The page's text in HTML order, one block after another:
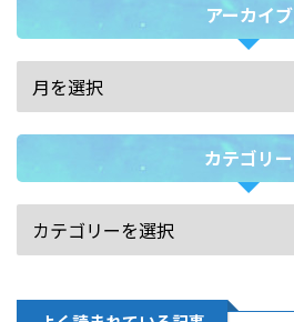
アーカイブ
カテゴリー